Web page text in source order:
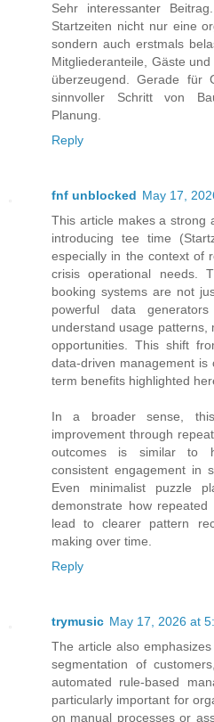
Sehr interessanter
Startzeiten nicht nur eine
sondern auch erstmals
Mitgliederanteile, Gäste
überzeugend. Gerade für
sinnvoller Schritt von
Planung.
Reply
fnf unblocked May 17,
This article makes a strong
introducing tee time
especially in the context of
crisis operational needs.
booking systems are not
powerful data
understand usage patterns,
opportunities. This shift
data-driven management
term benefits highlighted
In a broader sense,
improvement through
outcomes is similar to
consistent engagement in
Even minimalist puzzle
demonstrate how
lead to clearer pattern
making over time.
Reply
trymusic May 17, 2026 at
The article also
segmentation of
automated rule-based
particularly important for
on manual processes or